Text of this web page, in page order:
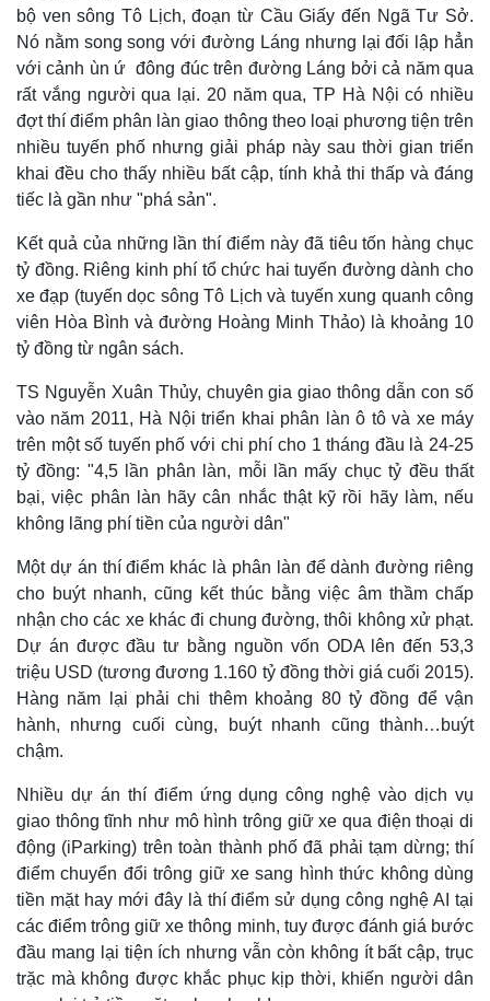
Kinh tế
Bất động sản
Khởi nghiệp
Thị trường
Giá vàng
Tiêu dùng
Tỷ giá
Chứng khoán
Giá cà phê
bộ ven sông Tô Lịch, đoạn từ Cầu Giấy đến Ngã Tư Sở.
Nó nằm song song với đường Láng nhưng lại đối lập hẳn
với cảnh ùn ứ đông đúc trên đường Láng bởi cả năm qua
rất vắng người qua lại. 20 năm qua, TP Hà Nội có nhiều
đợt thí điểm phân làn giao thông theo loại phương tiện trên
nhiều tuyến phố nhưng giải pháp này sau thời gian triển
khai đều cho thấy nhiều bất cập, tính khả thi thấp và đáng
tiếc là gần như "phá sản".
Kết quả của những lần thí điểm này đã tiêu tốn hàng chục
tỷ đồng. Riêng kinh phí tổ chức hai tuyến đường dành cho
xe đạp (tuyến dọc sông Tô Lịch và tuyến xung quanh công
viên Hòa Bình và đường Hoàng Minh Thảo) là khoảng 10
tỷ đồng từ ngân sách.
TS Nguyễn Xuân Thủy, chuyên gia giao thông dẫn con số
vào năm 2011, Hà Nội triển khai phân làn ô tô và xe máy
trên một số tuyến phố với chi phí cho 1 tháng đầu là 24-25
tỷ đồng: "4,5 lần phân làn, mỗi lần mấy chục tỷ đều thất
bại, việc phân làn hãy cân nhắc thật kỹ rồi hãy làm, nếu
không lãng phí tiền của người dân"
Một dự án thí điểm khác là phân làn để dành đường riêng
cho buýt nhanh, cũng kết thúc bằng việc âm thầm chấp
nhận cho các xe khác đi chung đường, thôi không xử phạt.
Dự án được đầu tư bằng nguồn vốn ODA lên đến 53,3
triệu USD (tương đương 1.160 tỷ đồng thời giá cuối 2015).
Hàng năm lại phải chi thêm khoảng 80 tỷ đồng để vận
hành, nhưng cuối cùng, buýt nhanh cũng thành…buýt
chậm.
Nhiều dự án thí điểm ứng dụng công nghệ vào dịch vụ
giao thông tĩnh như mô hình trông giữ xe qua điện thoại di
động (iParking) trên toàn thành phố đã phải tạm dừng; thí
điểm chuyển đổi trông giữ xe sang hình thức không dùng
tiền mặt hay mới đây là thí điểm sử dụng công nghệ AI tại
các điểm trông giữ xe thông minh, tuy được đánh giá bước
đầu mang lại tiện ích nhưng vẫn còn không ít bất cập, trục
trặc mà không được khắc phục kịp thời, khiến người dân